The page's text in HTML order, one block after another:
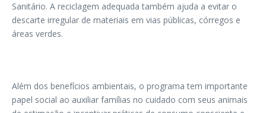
Sanitário. A reciclagem adequada também ajuda a evitar o
descarte irregular de materiais em vias públicas, córregos e
áreas verdes.
Além dos benefícios ambientais, o programa tem importante
papel social ao auxiliar famílias no cuidado com seus animais